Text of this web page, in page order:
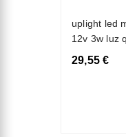
uplight led
12v 3w luz
29,55 €